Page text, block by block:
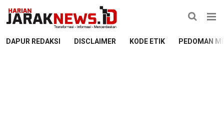
DAPUR REDAKSI DISCLAIMER KODE ETIK PEDOMAN